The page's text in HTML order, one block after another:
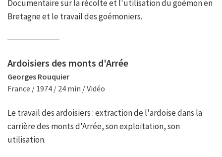
Documentaire sur la récolte et l'utilisation du goémon en
Bretagne et le travail des goémoniers.
Ardoisiers des monts d'Arrée
Georges Rouquier
France / 1974 / 24 min / Vidéo
Le travail des ardoisiers : extraction de l'ardoise dans la
carrière des monts d'Arrée, son exploitation, son
utilisation.